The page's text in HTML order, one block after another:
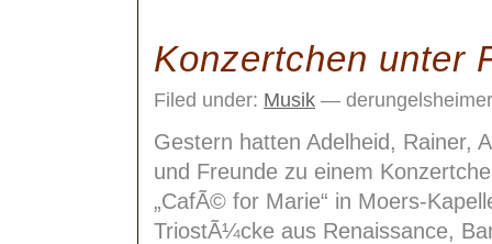
Konzertchen unter
Filed under: Musik —
Gestern hatten Adelheid, Rainer,
und Freunde zu einem
„CafÃ© for Marie“ in Moers-
TriostÃ¼cke aus Renaissance,